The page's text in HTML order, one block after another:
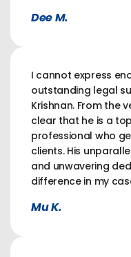
Dee M.
I cannot express
outstanding legal
Krishnan. From the
clear that he is a
professional who
clients. His
and unwavering
difference in my
Mu K.